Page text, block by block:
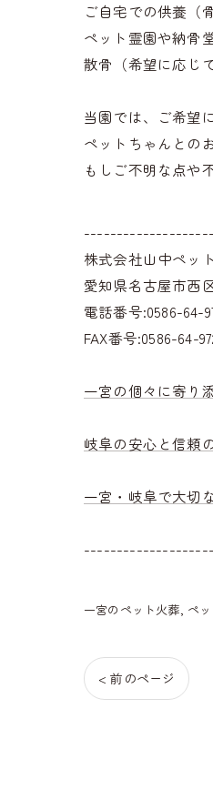
ご自宅での供養（
ペット霊園や納骨
散骨（希望に応じて
当園では、ご希望
ペットちゃんとの
もしご不明な点や
株式会社山中ペッ
愛知県名古屋市西
電話番号:0586-64-
FAX番号:0586-64-
一宮の個々に寄り
岐阜の安心と信頼
一宮・岐阜で大切
一宮のペット火葬 ペ
< 前のページ